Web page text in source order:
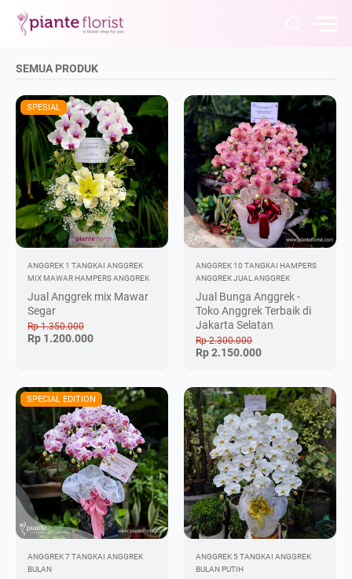
SEMUA PRODUK
ANGGREK 1 TANGKAI ANGGREK
MIX MAWAR HAMPERS ANGGREK
Jual Anggrek mix Mawar
Segar
Rp 1.350.000
Rp 1.200.000
SPESIAL
ANGGREK 10 TANGKAI HAMPERS
ANGGREKJUAL ANGGREK
Jual Bunga Anggrek -
Toko Anggrek Terbaik di
Jakarta Selatan
Rp 2.300.000
Rp 2.150.000
ANGGREK 7 TANGKAI ANGGREK
BULAN
SPECIAL EDITION
ANGGREK 5 TANGKAI ANGGREK
BULAN PUTIH